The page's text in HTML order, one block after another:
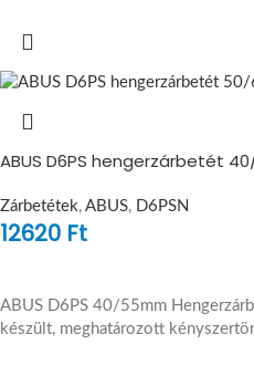
ABUS D6PS hengerzárbetét
Zárbetétek, ABUS, D6PSN
12620 Ft
ABUS D6PS 40/55mm
készült, meghatározott